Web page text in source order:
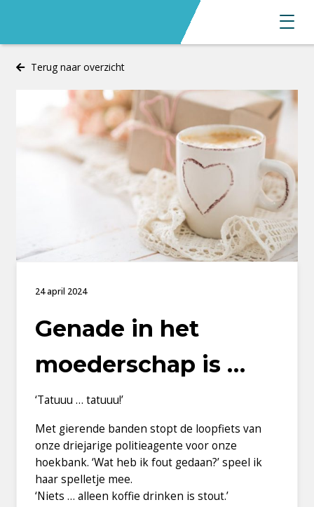
Terug naar overzicht
24 april 2024
Genade in het
moederschap is …
‘Tatuuu … tatuuu!’
Met gierende banden stopt de loopfiets van
onze driejarige politieagente voor onze
hoekbank. ‘Wat heb ik fout gedaan?’ speel ik
haar spelletje mee.
‘Niets … alleen koffie drinken is stout.’